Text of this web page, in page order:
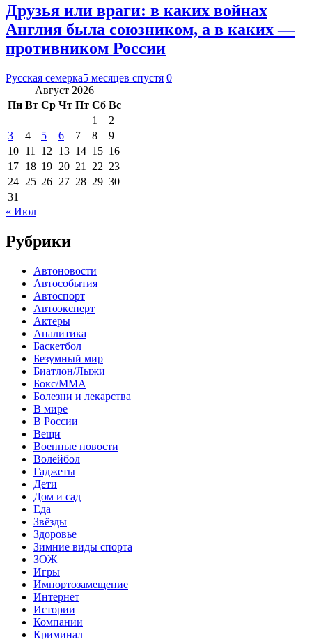
Друзья или враги: в каких войнах
Англия была союзником, а в каких —
противником России
Русская семерка5 месяцев спустя 0
Август 2026
Пн Вт Ср Чт Пт Сб Вс
1
2
3
4 5 6 7 8
9
10 11 12 13 14 15 16
17 18 19 20 21 22 23
24 25 26 27 28 29 30
31
« Июл
Рубрики
Автоновости
Автособытия
Автоспорт
Автоэксперт
Актеры
Аналитика
Баскетбол
Безумный мир
Биатлон/Лыжи
Бокс/MMA
Болезни и лекарства
В мире
В России
Вещи
Военные новости
Волейбол
Гаджеты
Дети
Дом и сад
Еда
Звёзды
Здоровье
Зимние виды спорта
ЗОЖ
Игры
Импортозамещение
Интернет
Истории
Компании
Криминал